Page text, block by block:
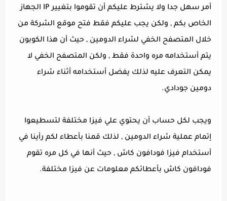
أمر سهل جدا ولا يشترط عليكم أن تقوموا بتغيير IP الجهاز
الخاص بكم , ولكن يجب عليكم فقط فتح موقع الشركة من
خلال المتصفح الخفي لشراء الدومين , حيث أن هذا الكوبون
يتم أستخدامه مره واحدة فقط , ولكن المتصفح الخفي لا
يمكن التعرف عليه لذلك يفضل أستخدامه أثناء شراء
دومين جودادي.
ويجب لكل حساب أن يحتوي علي فيزا مختلفة لتسطيعوا
إتمام عملية شراء الدومين , لذلك قمنا بأعطاء لكم رأينا في
أستخدام فيزا فودافون كاش , حيث أنها في كل مره تقوم
فودافون كاش بأعطائكم معلومات عن فيزا مختلفة.